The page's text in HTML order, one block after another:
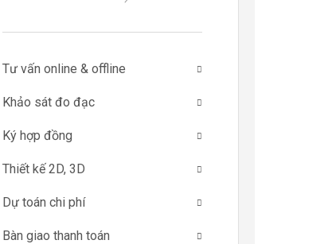
Tư vấn online & offline
Khảo sát đo đạc
Ký hợp đồng
Thiết kế 2D, 3D
Dự toán chi phí
Bàn giao thanh toán